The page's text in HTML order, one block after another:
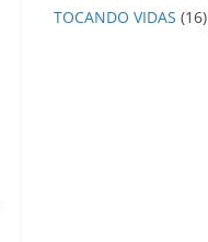
TOCANDO VIDAS (16)